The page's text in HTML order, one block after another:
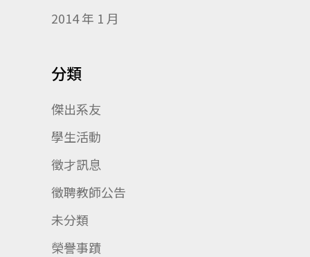
2014 年 1 月
分類
傑出系友
學生活動
徵才訊息
徵聘教師公告
未分類
榮譽事蹟